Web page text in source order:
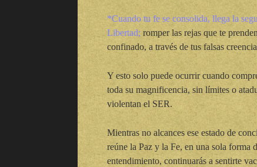
*Cuando tu fe se consolida, llega la
Libertad; romper las rejas que te
confinado, a través de tus falsas
Y esto solo puede ocurrir cuando
toda su magnificencia, sin límites o
violentan el SER.
Mientras no alcances ese estado de
reúne la Paz y la Fe, en una sola forma
entendimiento, continuarás a sentirte